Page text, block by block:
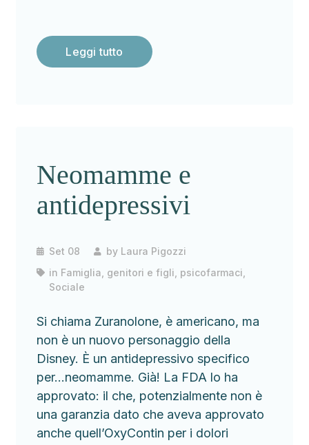
Leggi tutto
Neomamme e
antidepressivi
Set 08 by Laura Pigozzi
in Famiglia, genitori e figli psicofarmaci
Sociale
Si chiama Zuranolone, è americano, ma
non è un nuovo personaggio della
Disney. È un antidepressivo specifico
per…neomamme. Già! La FDA lo ha
approvato: il che, potenzialmente non è
una garanzia dato che aveva approvato
anche quell’OxyContin per i dolori